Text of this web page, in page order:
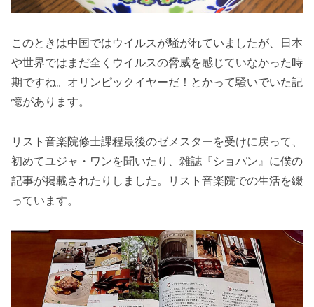
このときは中国ではウイルスが騒がれていましたが、日本
や世界ではまだ全くウイルスの脅威を感じていなかった時
期ですね。オリンピックイヤーだ！とかって騒いでいた記
憶があります。
リスト音楽院修士課程最後のゼメスターを受けに戻って、
初めてユジャ・ワンを聞いたり、雑誌『ショパン』に僕の
記事が掲載されたりしました。リスト音楽院での生活を綴
っています。